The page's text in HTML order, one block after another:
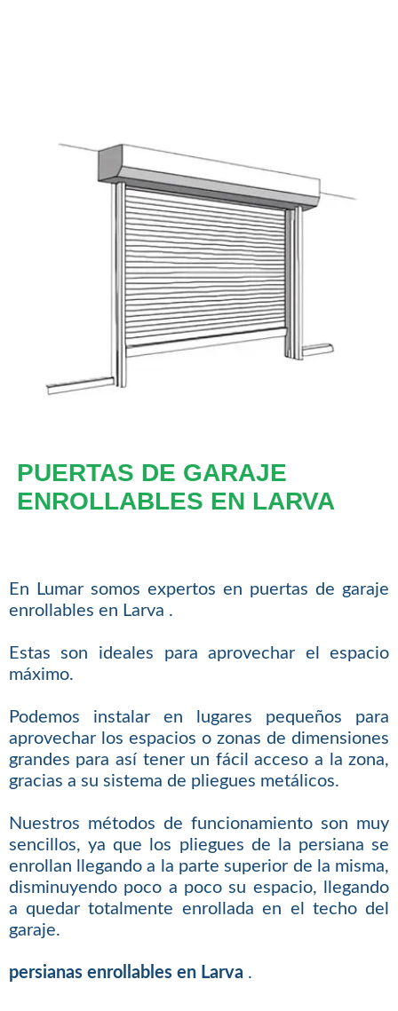
PUERTAS DE GARAJE
ENROLLABLES EN LARVA
En Lumar somos expertos en puertas de garaje
enrollables en Larva .
Estas son ideales para aprovechar el espacio
máximo.
Podemos instalar en lugares pequeños para
aprovechar los espacios o zonas de dimensiones
grandes para así tener un fácil acceso a la zona,
gracias a su sistema de pliegues metálicos.
Nuestros métodos de funcionamiento son muy
sencillos, ya que los pliegues de la persiana se
enrollan llegando a la parte superior de la misma,
disminuyendo poco a poco su espacio, llegando
a quedar totalmente enrollada en el techo del
garaje.
persianas enrollables en Larva .